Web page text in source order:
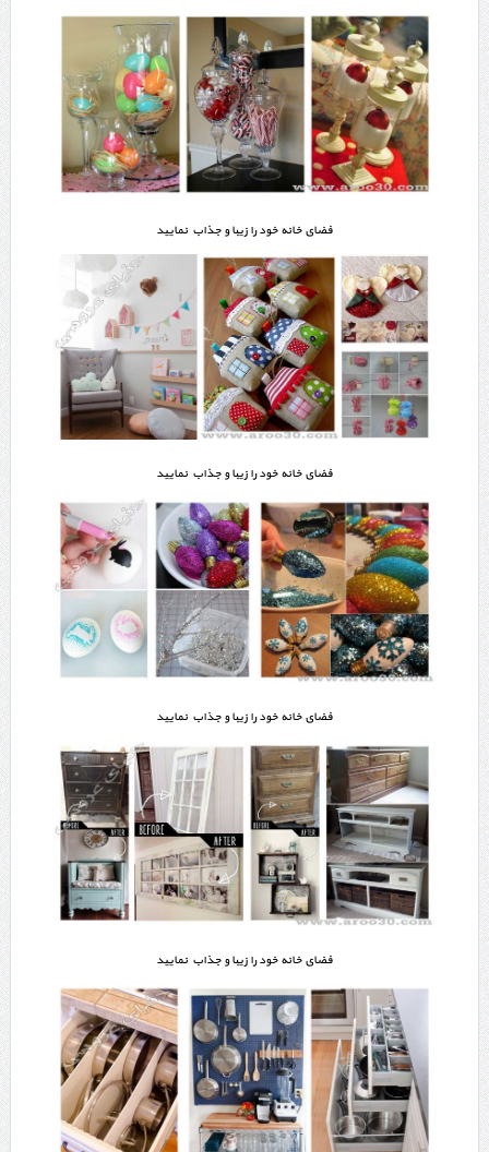
فضای خانه خود را زیبا و جذاب نمایید
فضای خانه خود را زیبا و جذاب نمایید
فضای خانه خود را زیبا و جذاب نمایید
فضای خانه خود را زیبا و جذاب نمایید